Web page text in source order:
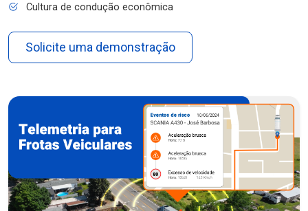
Cultura de condução econômica
Solicite uma demonstração